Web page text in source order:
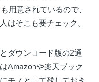
用意されているので、
はそこも要チェック。
ダウンロード版の2通
Amazonや楽天ブック
モノとして残しておき